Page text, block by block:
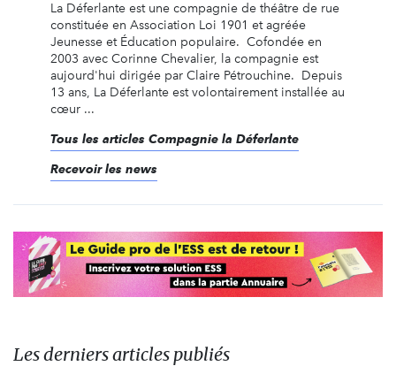
La Déferlante est une compagnie de théâtre de rue
constituée en Association Loi 1901 et agréée
Jeunesse et Éducation populaire. Cofondée en
2003 avec Corinne Chevalier, la compagnie est
aujourd'hui dirigée par Claire Pétrouchine. Depuis
13 ans, La Déferlante est volontairement installée au
cœur ...
Tous les articles Compagnie la Déferlante
Recevoir les news
Les derniers articles publiés